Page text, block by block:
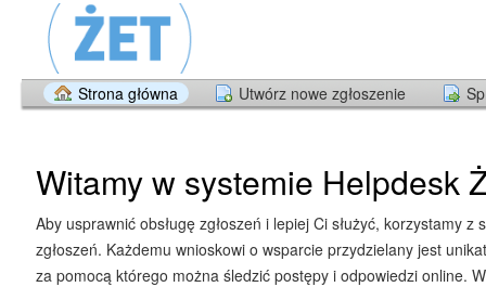
Strona główna Utwórz nowe zgłoszenie
Witamy w systemie Helpdesk
Aby usprawnić obsługę zgłoszeń i lepiej Ci służyć, korzystamy z
zgłoszeń. Każdemu wnioskowi o wsparcie przydzielany jest
za pomocą którego można śledzić postępy i odpowiedzi online.